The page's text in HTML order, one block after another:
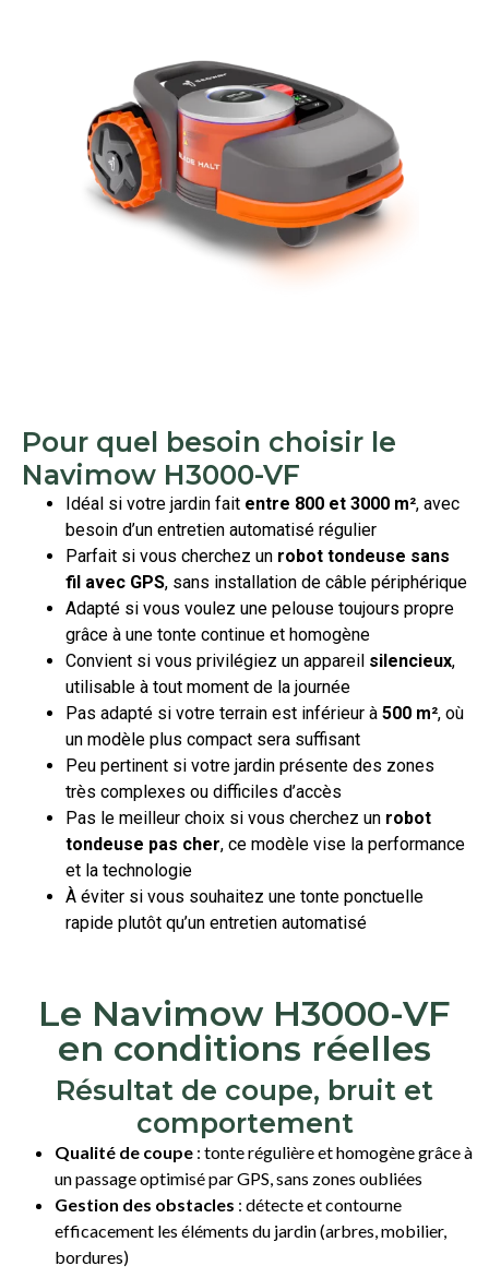
Pour quel besoin choisir le
Navimow H3000-VF
Idéal si votre jardin fait entre 800 et 3000 m², avec
besoin d’un entretien automatisé régulier
Parfait si vous cherchez un robot tondeuse sans
fil avec GPS, sans installation de câble périphérique
Adapté si vous voulez une pelouse toujours propre
grâce à une tonte continue et homogène
Convient si vous privilégiez un appareil silencieux,
utilisable à tout moment de la journée
Pas adapté si votre terrain est inférieur à 500 m², où
un modèle plus compact sera suffisant
Peu pertinent si votre jardin présente des zones
très complexes ou difficiles d’accès
Pas le meilleur choix si vous cherchez un robot
tondeuse pas cher, ce modèle vise la performance
et la technologie
À éviter si vous souhaitez une tonte ponctuelle
rapide plutôt qu’un entretien automatisé
Le Navimow H3000-VF
en conditions réelles
Résultat de coupe, bruit et
comportement
Qualité de coupe : tonte régulière et homogène grâce à
un passage optimisé par GPS, sans zones oubliées
Gestion des obstacles : détecte et contourne
efficacement les éléments du jardin (arbres, mobilier,
bordures)